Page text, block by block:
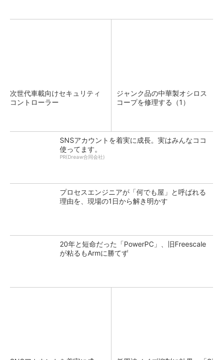
次世代車載向けセキュリティ
コントローラー
ジャンク品の中華製オシロス
コープを修理する（1）
SNSアカウントを着実に成長。実はみんなココ
使ってます。
PR(Dreaw合同会社)
プロセスエンジニアが「何でも屋」と呼ばれる
理由を、現場の1日から解き明かす
20年と短命だった「PowerPC」、旧Freescale
が粘るもArmに勝てず